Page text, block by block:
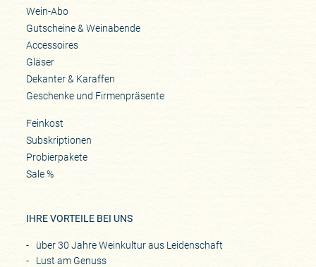
Wein-Abo
Gutscheine & Weinabende
Accessoires
Gläser
Dekanter & Karaffen
Geschenke und Firmenpräsente
Feinkost
Subskriptionen
Probierpakete
Sale %
IHRE VORTEILE BEI UNS
über 30 Jahre Weinkultur aus Leidenschaft
Lust am Genuss